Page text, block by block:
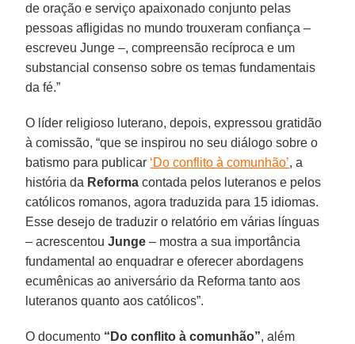
de oração e serviço apaixonado conjunto pelas
pessoas afligidas no mundo trouxeram confiança –
escreveu Junge –, compreensão recíproca e um
substancial consenso sobre os temas fundamentais
da fé.”
O líder religioso luterano, depois, expressou gratidão
à comissão, “que se inspirou no seu diálogo sobre o
batismo para publicar ‘Do conflito à comunhão’, a
história da Reforma contada pelos luteranos e pelos
católicos romanos, agora traduzida para 15 idiomas.
Esse desejo de traduzir o relatório em várias línguas
– acrescentouJunge – mostra a sua importância
fundamental ao enquadrar e oferecer abordagens
ecumênicas ao aniversário da Reforma tanto aos
luteranos quanto aos católicos”.
O documento “Do conflito à comunhão”, além